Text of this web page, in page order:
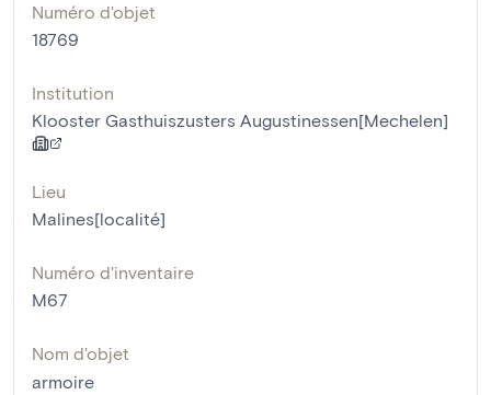
Numéro d'objet
18769
Institution
Klooster Gasthuiszusters Augustinessen[Mechelen]
Lieu
Malines[localité]
Numéro d'inventaire
M67
Nom d'objet
armoire